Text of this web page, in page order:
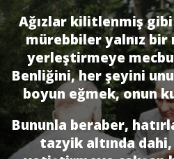
Ağızlar kilitlenmiş
mürebbiler yalnız
yerleştirmeye
Benliğini, her şeyini
boyun eğmek, onun
Bununla beraber,
tazyik altında